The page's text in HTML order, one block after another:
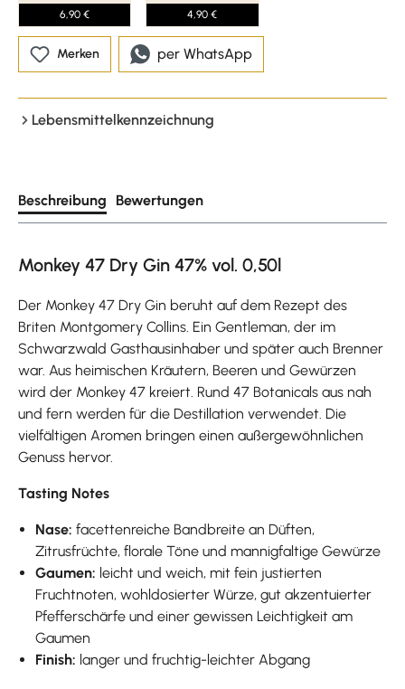
6,90 € 4,90 €
Merken per WhatsApp
Lebensmittelkennzeichnung
Beschreibung Bewertungen
Monkey 47 Dry Gin 47% vol. 0,50l
Der Monkey 47 Dry Gin beruht auf dem Rezept des
Briten Montgomery Collins. Ein Gentleman, der im
Schwarzwald Gasthausinhaber und später auch Brenner
war. Aus heimischen Kräutern, Beeren und Gewürzen
wird der Monkey 47 kreiert. Rund 47 Botanicals aus nah
und fern werden für die Destillation verwendet. Die
vielfältigen Aromen bringen einen außergewöhnlichen
Genuss hervor.
Tasting Notes
Nase: facettenreiche Bandbreite an Düften,
Zitrusfrüchte, florale Töne und mannigfaltige Gewürze
Gaumen: leicht und weich, mit fein justierten
Fruchtnoten, wohldosierter Würze, gut akzentuierter
Pfefferschärfe und einer gewissen Leichtigkeit am
Gaumen
Finish: langer und fruchtig-leichter Abgang